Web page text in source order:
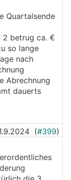
Quartalsende
2 betrug ca. €
so lange
nach
Abrechnung
dauerts
(#399)